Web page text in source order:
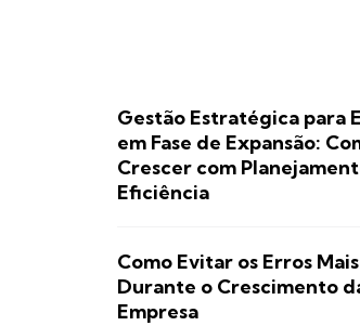
Gestão Estratégica para
em Fase de Expansão:
Crescer com
Eficiência
Como Evitar os Erros
Durante o Crescimento
Empresa